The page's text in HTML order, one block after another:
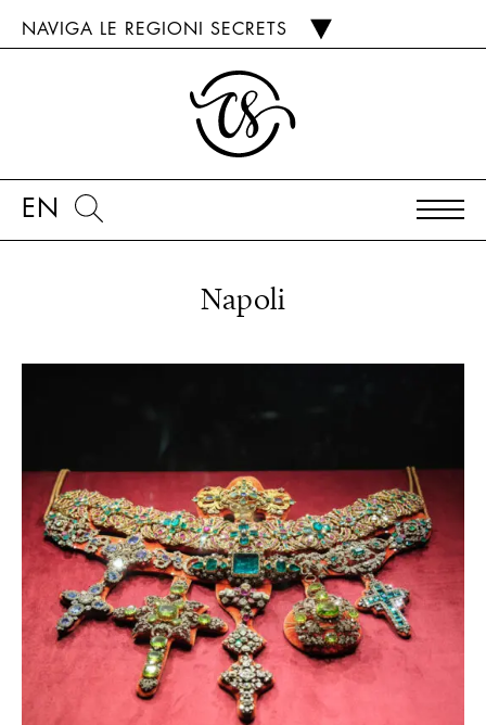
NAVIGA LE REGIONI SECRETS
EN
Napoli